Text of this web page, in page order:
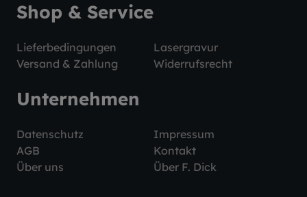
Shop & Service
Lieferbedingungen
Lasergravur
Versand & Zahlung
Widerrufsrecht
Unternehmen
Datenschutz
Impressum
AGB
Kontakt
Über uns
Über F. Dick